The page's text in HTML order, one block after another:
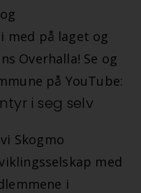
med på laget og
Overhalla! Se og
på YouTube:
i seg selv
Skogmo
med
i